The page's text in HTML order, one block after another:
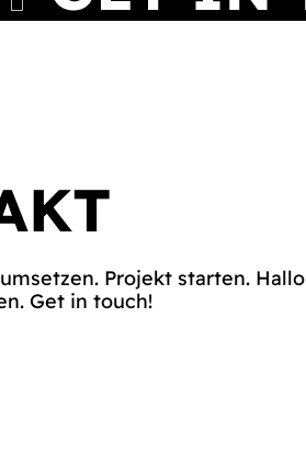
Projekt starten. Hallo
Get in touch!